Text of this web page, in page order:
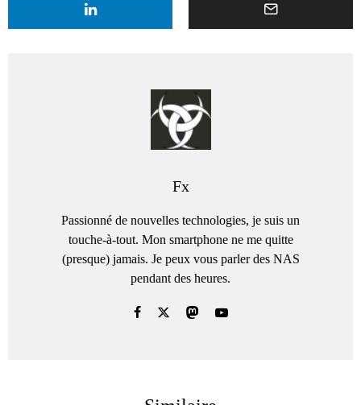
Fx
Passionné de nouvelles technologies, je suis un
touche-à-tout. Mon smartphone ne me quitte
(presque) jamais. Je peux vous parler des NAS
pendant des heures.